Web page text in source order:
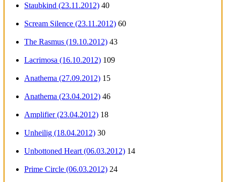
Staubkind (23.11.2012) 40
Scream Silence (23.11.2012) 60
The Rasmus (19.10.2012) 43
Lacrimosa (16.10.2012) 109
Anathema (27.09.2012) 15
Anathema (23.04.2012) 46
Amplifier (23.04.2012) 18
Unheilig (18.04.2012) 30
Unbottoned Heart (06.03.2012) 14
Prime Circle (06.03.2012) 24